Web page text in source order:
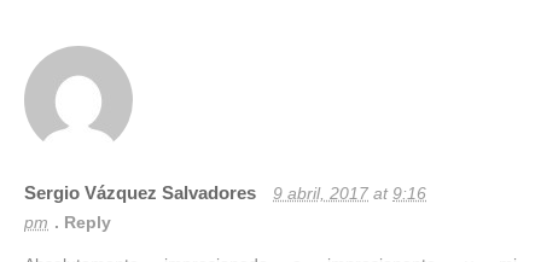
Sergio Vázquez Salvadores 9 abril, 2017 at9:16
pm
Reply